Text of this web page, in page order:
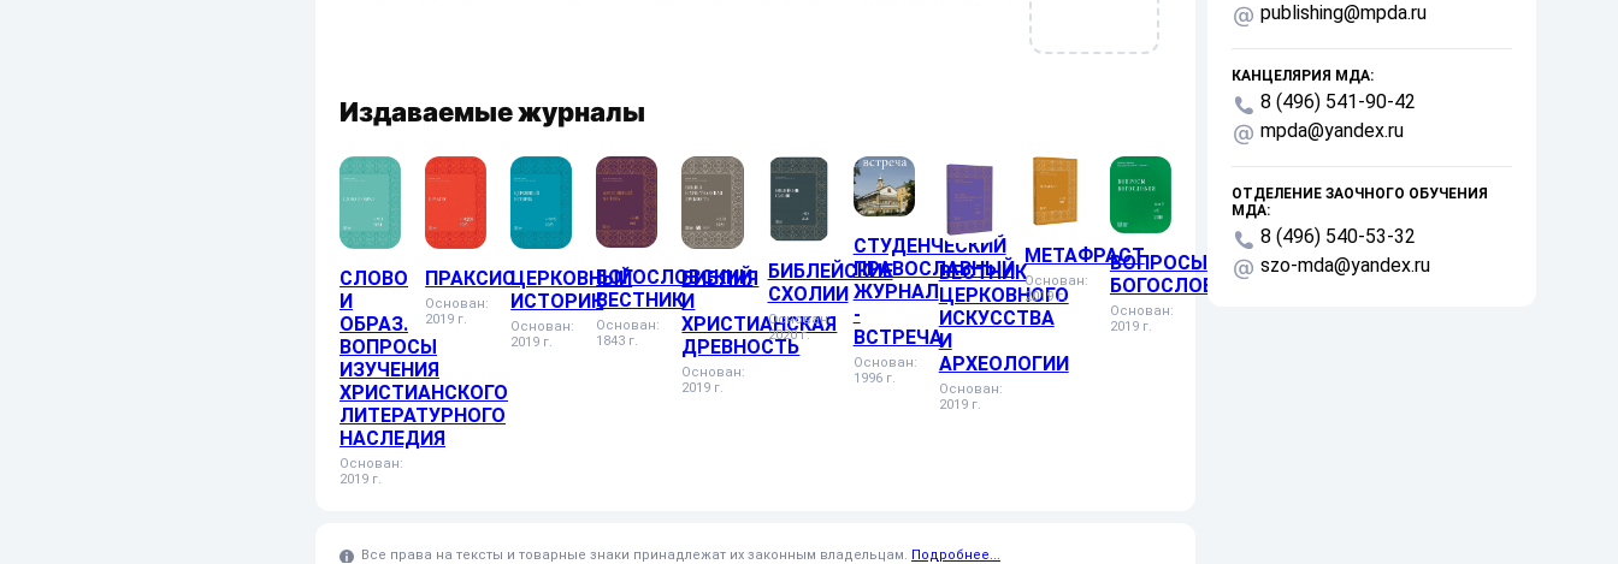
Издаваемые журналы
СЛОВО
И
ОБРАЗ.
ВОПРОСЫ
ИЗУЧЕНИЯ
ХРИСТИАНСКОГО
ЛИТЕРАТУРНОГО
НАСЛЕДИЯ
Основан:
2019 г.
ПРАКСИС
Основан:
2019 г.
ЦЕРКОВНЫЙ
ИСТОРИК
Основан:
2019 г.
БОГОСЛОВСКИЙ
ВЕСТНИК
Основан:
1843 г.
БИБЛИЯ
И
ХРИСТИАНСКАЯ
ДРЕВНОСТЬ
Основан:
2019 г.
БИБЛЕЙСКИЕ
СХОЛИИ
Основан:
2020 г.
СТУДЕНЧЕСКИЙ
ПРАВОСЛАВНЫЙ
ЖУРНАЛ
-
ВСТРЕЧА
Основан:
1996 г.
ВЕСТНИК
ЦЕРКОВНОГО
ИСКУССТВА
И
АРХЕОЛОГИИ
Основан:
2019 г.
МЕТАФРАСТ
Основан:
2019 г.
ВОПРОСЫ
БОГОСЛОВИЯ
Основан:
2019 г.
Все права на тексты и товарные знаки принадлежат их законным владельцам. Подробнее...
publishing@mpda.ru
КАНЦЕЛЯРИЯ МДА:
8 (496) 541-90-42
mpda@yandex.ru
ОТДЕЛЕНИЕ ЗАОЧНОГО ОБУЧЕНИЯ
МДА:
8 (496) 540-53-32
szo-mda@yandex.ru